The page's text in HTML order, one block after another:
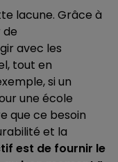
lacune. Grâce à
avec les
tout en
si un
une école
que ce besoin
et la
est de fournir le